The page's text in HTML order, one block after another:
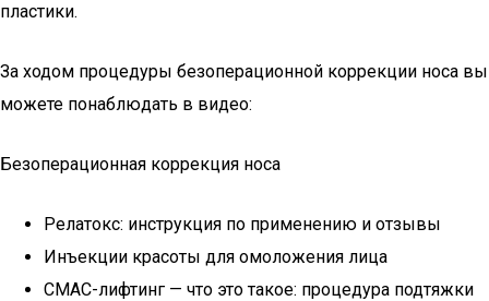
пластики.
За ходом процедуры безоперационной коррекции носа вы
можете понаблюдать в видео:
Безоперационная коррекция носа
Релатокс: инструкция по применению и отзывы
Инъекции красоты для омоложения лица
СМАС-лифтинг — что это такое: процедура подтяжки